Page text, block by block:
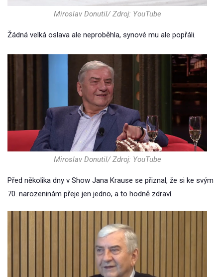
Miroslav Donutil/ Zdroj: YouTube
Žádná velká oslava ale neproběhla, synové mu ale popřáli.
Miroslav Donutil/ Zdroj: YouTube
Před několika dny v Show Jana Krause se přiznal, že si ke svým
70. narozeninám přeje jen jedno, a to hodně zdraví.